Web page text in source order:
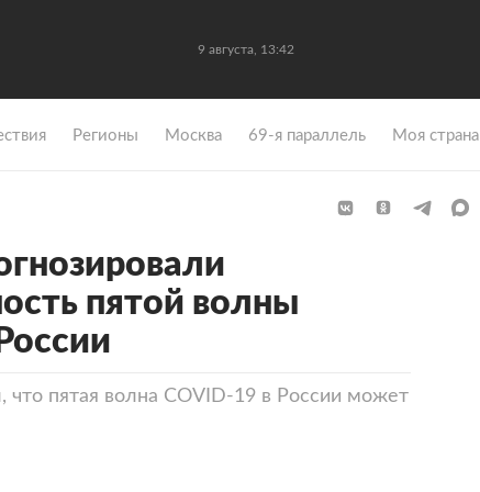
9 августа, 13:42
Регионы Москва 69-я параллель Моя страна
пятой волны
что пятая волна COVID-19 в России может